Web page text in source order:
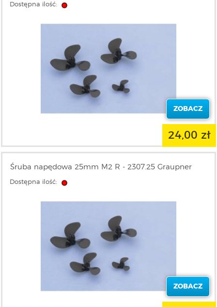
Dostępna ilość:
ZOBACZ
24,00 zł
Śruba napędowa 25mm M2 R - 2307.25 Graupner
Dostępna ilość:
ZOBACZ